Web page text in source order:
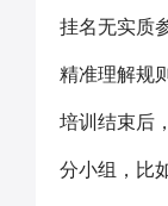
挂名无实质
精准理解规
培训结束后
分小组，比